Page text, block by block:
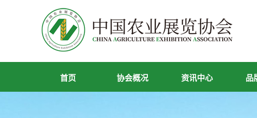
首页 协会概况 资讯中心 品